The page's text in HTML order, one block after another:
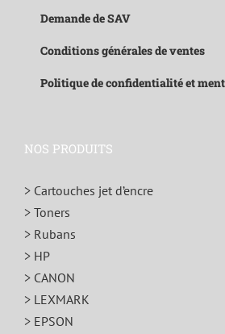
Demande de SAV
Conditions générales de ventes
Politique de confidentialité et
NOS PRODUITS
> Cartouches jet d’encre
> Toners
> Rubans
> HP
> CANON
> LEXMARK
> EPSON